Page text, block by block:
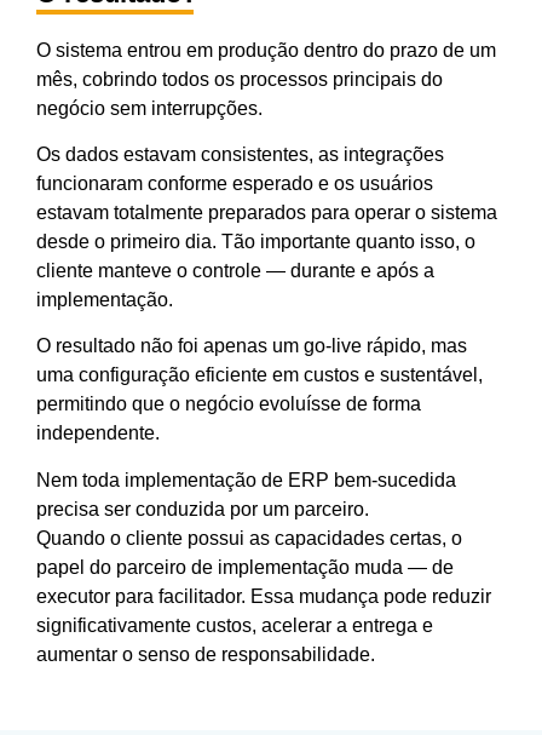
O sistema entrou em produção dentro do prazo de um
mês, cobrindo todos os processos principais do
negócio sem interrupções.
Os dados estavam consistentes, as integrações
funcionaram conforme esperado e os usuários
estavam totalmente preparados para operar o sistema
desde o primeiro dia. Tão importante quanto isso, o
cliente manteve o controle — durante e após a
implementação.
O resultado não foi apenas um go-live rápido, mas
uma configuração eficiente em custos e sustentável,
permitindo que o negócio evoluísse de forma
independente.
Nem toda implementação de ERP bem-sucedida
precisa ser conduzida por um parceiro.
Quando o cliente possui as capacidades certas, o
papel do parceiro de implementação muda — de
executor para facilitador. Essa mudança pode reduzir
significativamente custos, acelerar a entrega e
aumentar o senso de responsabilidade.